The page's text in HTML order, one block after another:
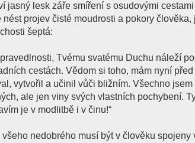
jasný lesk záře smíření s osudovými
projev čisté moudrosti a pokory
šeptá:
Tvému svatému Duchu náleží
cestách. Vědom si toho, mám nyní
vytvořil a učinil vůči bližním. Všechno
ale jen viny svých vlastních pochybení.
je v modlitbě i v činu!“
nedobrého musí být v člověku